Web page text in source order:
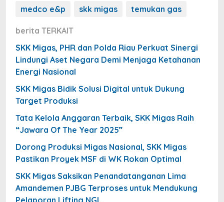
medco e&p skk migas temukan gas
berita TERKAIT
SKK Migas, PHR dan Polda Riau Perkuat Sinergi
Lindungi Aset Negara Demi Menjaga Ketahanan
Energi Nasional
SKK Migas Bidik Solusi Digital untuk Dukung
Target Produksi
Tata Kelola Anggaran Terbaik, SKK Migas Raih
“Jawara Of The Year 2025”
Dorong Produksi Migas Nasional, SKK Migas
Pastikan Proyek MSF di WK Rokan Optimal
SKK Migas Saksikan Penandatanganan Lima
Amandemen PJBG Terproses untuk Mendukung
Pelaporan Lifting NGL